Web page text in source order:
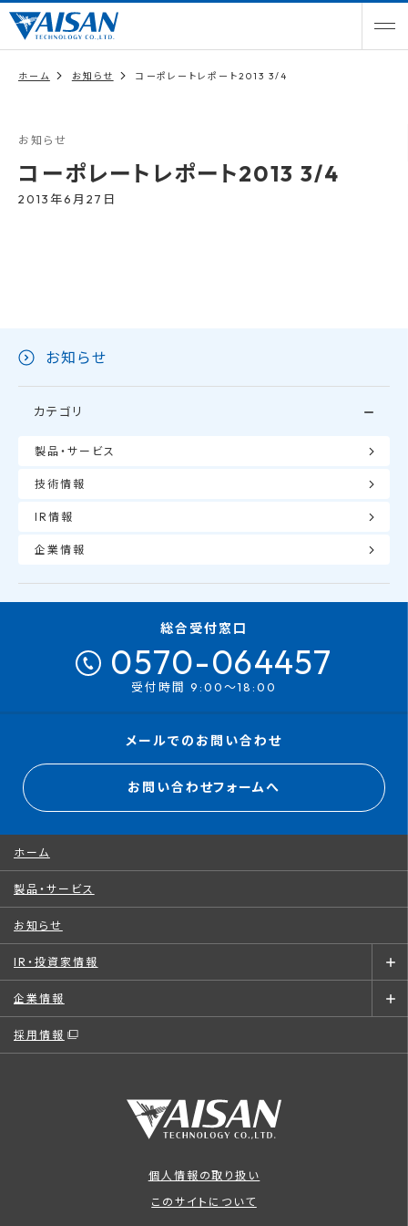
ホーム お知らせ コーポレートレポート2013 3/4
お知らせ
コーポレートレポート2013 3/4
2013年6月27日
お知らせ
カテゴリ
製品・サービス
技術情報
IR情報
企業情報
総合受付窓口
0570-064457
受付時間 9:00～18:00
メールでのお問い合わせ
お問い合わせフォームへ
ホーム
製品・サービス
お知らせ
IR・投資家情報
企業情報
採用情報
個人情報の取り扱い
このサイトについて